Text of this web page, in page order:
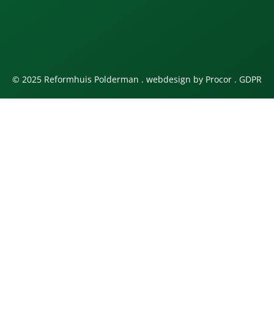
© 2025 Reformhuis Polderman . webdesign by Procor . GDPR